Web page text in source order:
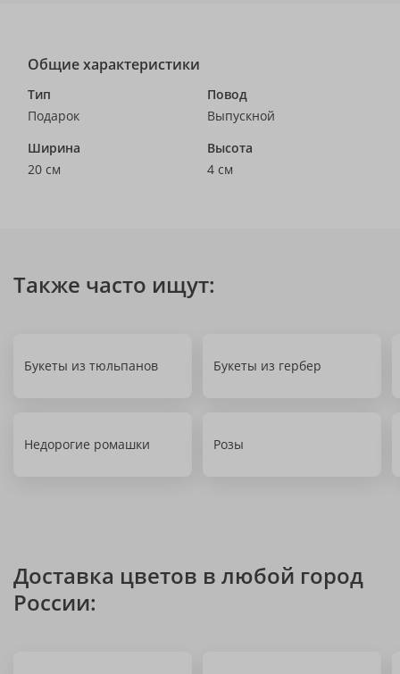
Общие характеристики
Тип
Подарок
Повод
Выпускной
Ширина
20 см
Высота
4 см
Также часто ищут:
Букеты из тюльпанов Букеты из гербер
Недорогие ромашки Розы
Доставка цветов в любой город
России: